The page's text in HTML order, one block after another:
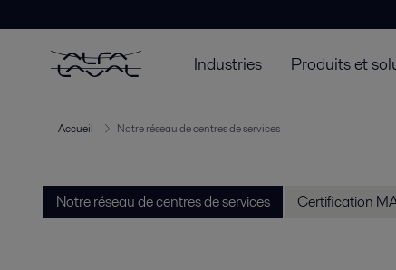
Industries Produits et
Accueil Notre réseau de centres de services
Notre réseau de centres de services Certification